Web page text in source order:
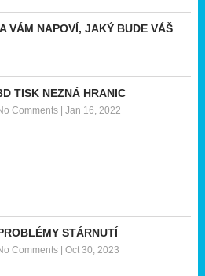
VÁM NAPOVÍ, JAKÝ BUDE VÁŠ
TISK NEZNÁ HRANIC
Comments| Jan 16, 2022
STÁRNUTÍ
Comments| Oct 30, 2023